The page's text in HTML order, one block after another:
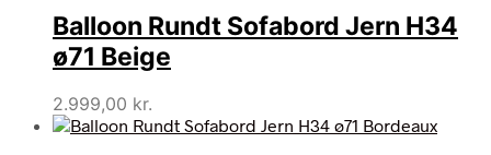
Balloon Rundt Sofabord Jern H34
ø71 Beige
2.999,00 kr.